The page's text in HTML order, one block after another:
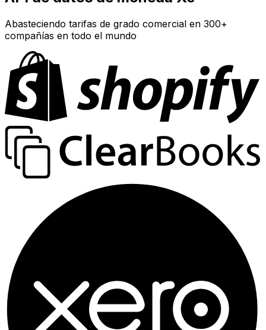
Abasteciendo tarifas de grado comercial en 300+
compañías en todo el mundo